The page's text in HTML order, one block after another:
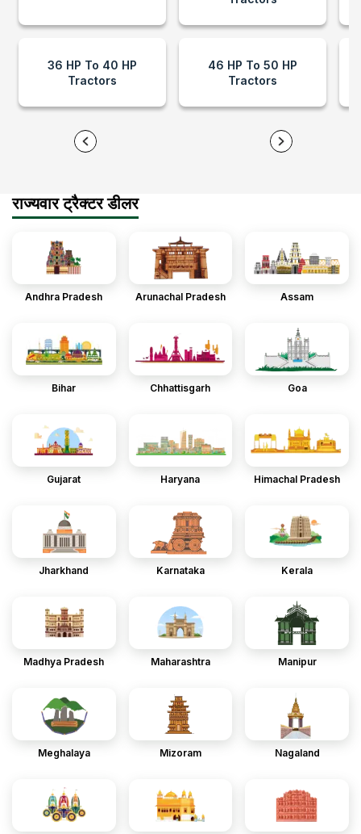
36 HP To 40 HP
Tractors
46 HP To 50 HP
Tractors
राज्यवार ट्रैक्टर डीलर
Andhra Pradesh Arunachal Pradesh Assam
Bihar Chhattisgarh Goa
Gujarat Haryana Himachal Pradesh
Jharkhand Karnataka Kerala
Madhya Pradesh Maharashtra Manipur
Meghalaya Mizoram Nagaland